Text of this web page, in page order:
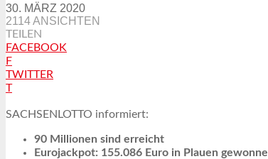
30. MÄRZ 2020
2114 ANSICHTEN
TEILEN
FACEBOOK
F
TWITTER
T
SACHSENLOTTO informiert:
90 Millionen sind erreicht
Eurojackpot: 155.086 Euro in Plauen